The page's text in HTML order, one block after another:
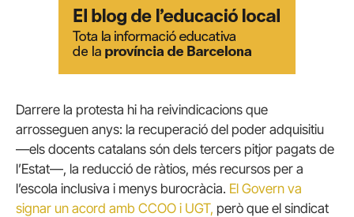
Darrere la protesta hi ha reivindicacions que
arrosseguen anys: la recuperació del poder adquisitiu
—els docents catalans són dels tercers pitjor pagats de
l’Estat—, la reducció de ràtios, més recursos per a
l’escola inclusiva i menys burocràcia. El Govern va
signar un acord amb CCOO i UGT, però que el sindicat